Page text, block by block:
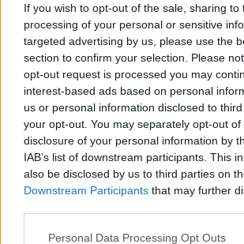
If you wish to opt-out of the sale, sharing to
processing of your personal or sensitive
targeted advertising by us, please use the
section to confirm your selection. Please
opt-out request is processed you may
interest-based ads based on personal
us or personal information disclosed to
your opt-out. You may separately opt-out
disclosure of your personal information by
IAB’s list of downstream participants. This
also be disclosed by us to third parties on
Downstream Participants that may further
Personal Data Processing Opt Outs
Quando gestisci i tuoi sentimenti riguardo
suoi capelli lunghi, è normale avere
fondamentale mettere la sua felicità e la
stessa al primo posto. Considera di avere
aperta e onesta con tua moglie riguardo
Mostra il tuo sostegno incondizionato per
esprimendo i tuoi pensieri in modo
Inoltre, potrebbe darsi che tua moglie
esplorare acconciature cortee decida di
di nuovo in futuro.
Ricorda, le relazioni solide si basano